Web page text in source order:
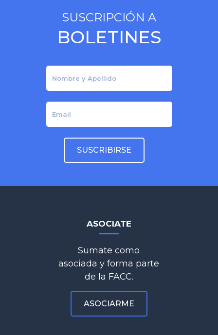
SUSCRIPCIÓN A
BOLETINES
ASOCIATE
Sumate como
asociada y forma parte
de la FACC.
ASOCIARME